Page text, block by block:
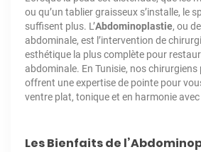
ou qu’un tablier graisseux s’installe, le
suffisent plus. L’Abdominoplastie, ou
abdominale, est l’intervention de
esthétique la plus complète pour
abdominale. En Tunisie, nos
offrent une expertise de pointe pour
ventre plat, tonique et en harmonie
Les Bienfaits de